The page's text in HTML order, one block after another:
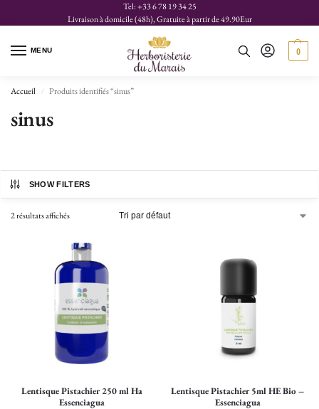
Tel: +33 6 78 19 34 25
Livraison à domicile (48h), Gratuite à partir de 49.90Eur
MENU 0
Accueil / Produits identifiés “sinus”
sinus
SHOW FILTERS
2 résultats affichés
Lentisque Pistachier 250 ml Ha
Essenciagua
Lentisque Pistachier 5ml HE Bio –
Essenciagua